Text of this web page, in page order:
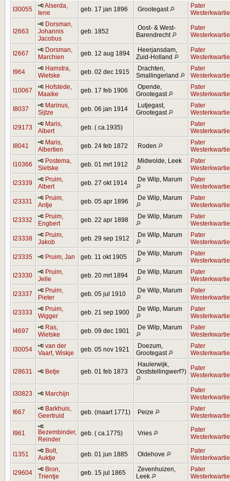
I30055
Alserda,
Iene
geb. 17 jan 1896 Grootegast
Pater
I2663
Dorsman,
Johannis
Jacobus
geb. 1852
Oost- & West-
Barendrecht
Pater
I2667
Dorsman,
Marchien
geb. 12 aug 1894
Heerjansdam,
Zuid-Holland
Pater
I964
Hamstra,
Wietske
geb. 02 dec 1915
Drachten,
Smallingerland
Pater
I10067
Hofstede,
Maaike
geb. 17 feb 1906
Opende,
Grootegast
Pater
I8037
Marinus,
Sijtze
geb. 06 jan 1914
Lutjegast,
Grootegast
Pater
I29173
Maris,
Albert
geb. ( ca.1935)
Pater
I8041
Maris,
Albertien
geb. 24 feb 1872 Roden
Pater
I10366
Postema,
Sietske
geb. 01 mrt 1912 Midwolde, Leek
Pater
I23339
Pruim,
Albert
geb. 27 okt 1914 De Wilp, Marum
Pater
I23331
Pruim,
Antje
geb. 05 apr 1896 De Wilp, Marum
Pater
I23332
Pruim,
Engbert
geb. 22 apr 1898 De Wilp, Marum
Pater
I23338
Pruim,
Jakob
geb. 29 sep 1912 De Wilp, Marum
Pater
I23335 Pruim, Jan geb. 11 okt 1905 De Wilp, Marum
Pater
I23330
Pruim,
Jelle
geb. 20 mrt 1894 De Wilp, Marum
Pater
I23337
Pruim,
Pieter
geb. 05 jul 1910 De Wilp, Marum
Pater
I23333
Pruim,
Wigger
geb. 21 sep 1900 De Wilp, Marum
Pater
I4697
Ras,
Wietske
geb. 09 dec 1901 De Wilp, Marum
Pater
I30054
van der
Vaart, Wiskje
geb. 05 nov 1921
Doezum,
Grootegast
Pater
I28631 Betje geb. 01 feb 1873
Haulerwijk,
Ooststellingwerf?)
Pater
I30823 Marchijn
Pater
I667
Barkhuis,
Geertruid
geb. (maart 1771) Peize
Pater
I961
Bezembinder,
Reinder
geb. ( ca.1775) Vries
Pater
I1351
Bolt,
Auktje
geb. 01 jun 1885 Oldehove
Pater
I29604
Bron,
Trientje
geb. 15 jul 1865
Zevenhuizen,
Leek
Pater